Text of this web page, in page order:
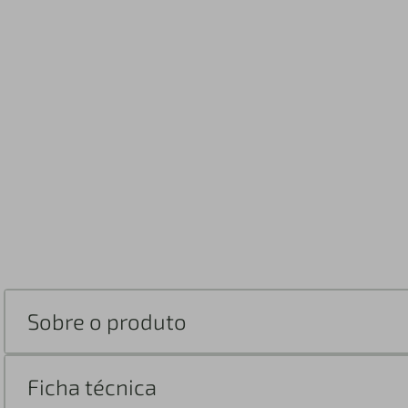
Sobre o produto
Ficha técnica